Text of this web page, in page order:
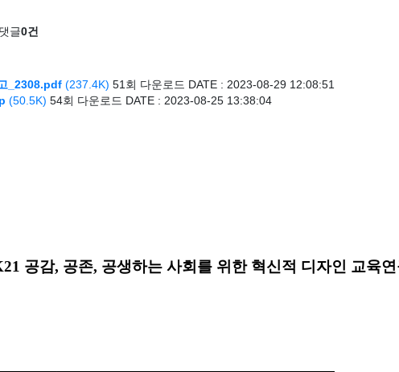
댓글0건
_2308.pdf (237.4K) 51회 다운로드 DATE : 2023-08-29 12:08:51
(50.5K) 54회 다운로드 DATE : 2023-08-25 13:38:04
공감, 공존, 공생하는 사회를 위한 혁신적 디자인 교육